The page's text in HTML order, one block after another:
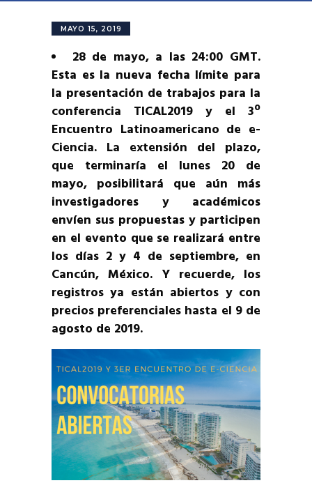
MAYO 15, 2019
28 de mayo, a las 24:00 GMT.
Esta es la nueva fecha límite para
la presentación de trabajos para la
conferencia TICAL2019 y el 3º
Encuentro Latinoamericano de e-
Ciencia. La extensión del plazo,
que terminaría el lunes 20 de
mayo, posibilitará que aún más
investigadores y académicos
envíen sus propuestas y participen
en el evento que se realizará entre
los días 2 y 4 de septiembre, en
Cancún, México. Y recuerde, los
registros ya están abiertos y con
precios preferenciales hasta el 9 de
agosto de 2019.